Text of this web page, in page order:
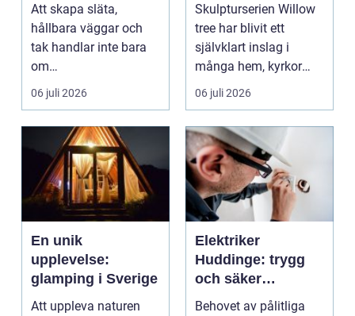
Att skapa släta,
hållbara väggar och
tak handlar inte bara
om
hantverksskicklighet.
Valet av materia...
06 juli 2026
Skulpturserien Willow
tree har blivit ett
självklart inslag i
många hem, kyrkor
och kapel...
06 juli 2026
En unik
upplevelse:
glamping i Sverige
Att uppleva naturen
Elektriker
Huddinge: trygg
och säker
elinstallation
Behovet av pålitliga